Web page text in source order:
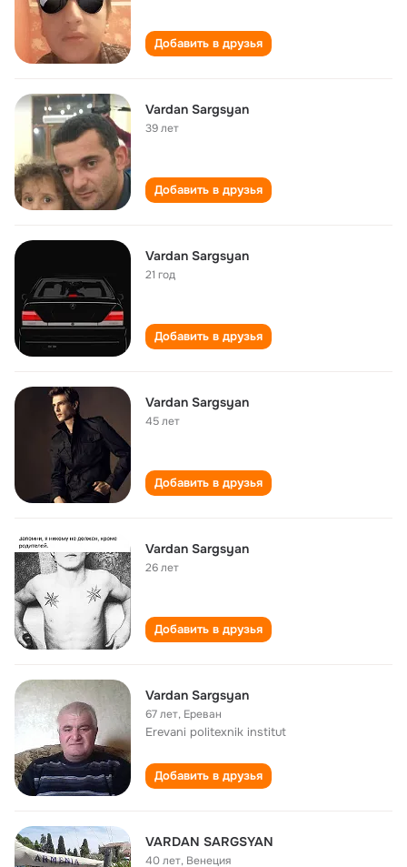
Добавить в друзья
Vardan Sargsyan
39 лет
Добавить в друзья
Vardan Sargsyan
21 год
Добавить в друзья
Vardan Sargsyan
45 лет
Добавить в друзья
Vardan Sargsyan
26 лет
Добавить в друзья
Vardan Sargsyan
67 лет, Ереван
Erevani politexnik institut
Добавить в друзья
VARDAN SARGSYAN
40 лет, Венеция